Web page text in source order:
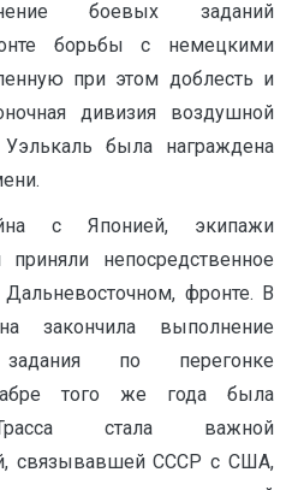
боевых заданий
борьбы с немецкими
при этом доб­лесть и
дивизия воздушной
была награждена
с Японией, экипажи
приняли непосредственное
фронте. В
закончила выполнение
задания по перегонке
того же года бы­ла
стала важной
связывавшей СССР с США,